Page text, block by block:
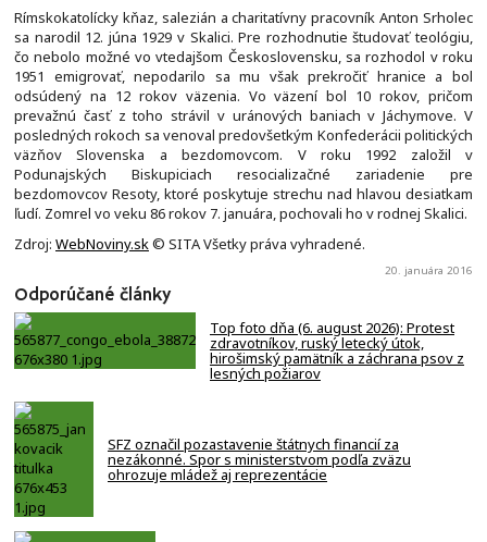
Rímskokatolícky kňaz, salezián a charitatívny pracovník Anton Srholec
sa narodil 12. júna 1929 v Skalici. Pre rozhodnutie študovať teológiu,
čo nebolo možné vo vtedajšom Československu, sa rozhodol v roku
1951 emigrovať, nepodarilo sa mu však prekročiť hranice a bol
odsúdený na 12 rokov väzenia. Vo väzení bol 10 rokov, pričom
prevažnú časť z toho strávil v uránových baniach v Jáchymove. V
posledných rokoch sa venoval predovšetkým Konfederácii politických
väzňov Slovenska a bezdomovcom. V roku 1992 založil v
Podunajských Biskupiciach resocializačné zariadenie pre
bezdomovcov Resoty, ktoré poskytuje strechu nad hlavou desiatkam
ľudí. Zomrel vo veku 86 rokov 7. januára, pochovali ho v rodnej Skalici.
Zdroj: WebNoviny.sk© SITA Všetky práva vyhradené.
20. januára 2016
Odporúčané články
Top foto dňa (6. august 2026): Protest
zdravotníkov, ruský letecký útok,
hirošimský pamätník a záchrana psov z
lesných požiarov
SFZ označil pozastavenie štátnych financií za
nezákonné. Spor s ministerstvom podľa zväzu
ohrozuje mládež aj reprezentácie